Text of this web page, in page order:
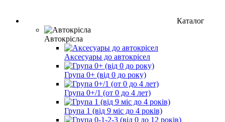
Каталог
Автокрісла
Аксесуары до автокрісел
Група 0+ (від 0 до року)
Група 0+/1 (от 0 до 4 лет)
Група 1 (від 9 міс до 4 років)